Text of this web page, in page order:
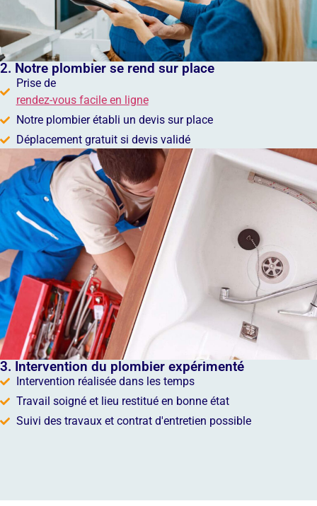
2. Notre plombier se rend sur place
Prise de
rendez-vous facile en ligne
Notre plombier établi un devis sur place
Déplacement gratuit si devis validé
3. Intervention du plombier expérimenté
Intervention réalisée dans les temps
Travail soigné et lieu restitué en bonne état
Suivi des travaux et contrat d'entretien possible